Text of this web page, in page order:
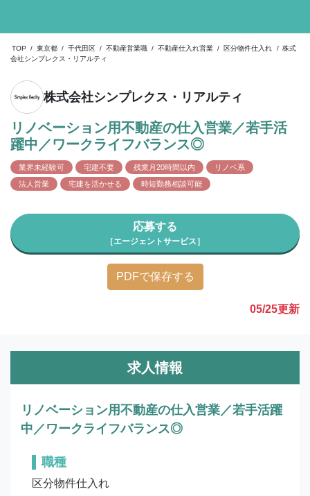
TOP / 東京都 / 千代田区 / 不動産営業職 / 不動産仕入れ営業 / 区分物件仕入れ / 株式
会社シンプレクス・リアルティ
株式会社シンプレクス・リアルティ
リノベーション用不動産の仕入営業／若手活
躍中／ワークライフバランス◎
業界未経験可 宅建不要 残業月20時間以内
リノベ系
法人営業
宅建を活かせる 時短勤務相談可能
応募する
［エージェントサービス］
PDFで保存する
05/25更新
求人情報
リノベーション用不動産の仕入営業／若手活躍
中／ワークライフバランス◎
職種
区分物件仕入れ